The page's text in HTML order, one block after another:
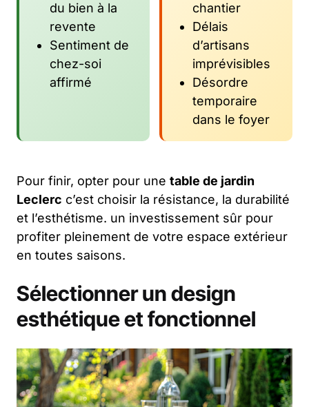
du bien à la
revente
Sentiment de
chez-soi
affirmé
chantier
Délais
d’artisans
imprévisibles
Désordre
temporaire
dans le foyer
Pour finir, opter pour une table de jardin
Leclerc c’est choisir la résistance, la durabilité
et l’esthétisme. un investissement sûr pour
profiter pleinement de votre espace extérieur
en toutes saisons.
Sélectionner un design
esthétique et fonctionnel